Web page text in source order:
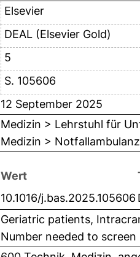
Elsevier
DEAL (Elsevier Gold)
5
S. 105606
12 September 2025
Medizin > Lehrstuhl für
Medizin > Notfallambulanz
Wert
10.1016/j.bas.2025.105606
Geriatric patients,
Number needed to screen